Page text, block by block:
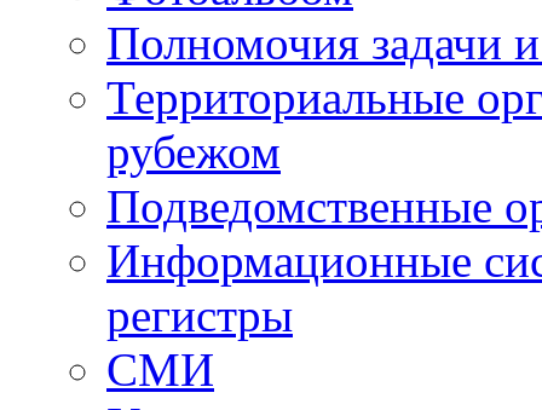
Полномочия задачи
Территориальные
рубежом
Подведомственные
Информационные
регистры
СМИ